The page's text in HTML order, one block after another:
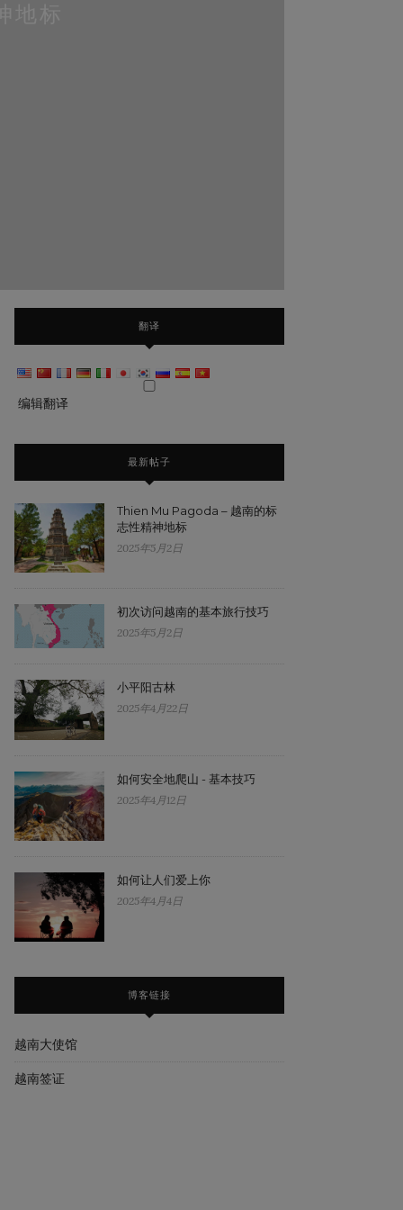
翻译
编辑翻译
最新帖子
Thien Mu Pagoda – 越南的标
志性精神地标
2025年5月2日
初次访问越南的基本旅行技巧
2025年5月2日
小平阳古林
2025年4月22日
如何安全地爬山 - 基本技巧
2025年4月12日
如何让人们爱上你
2025年4月4日
博客链接
越南大使馆
越南签证